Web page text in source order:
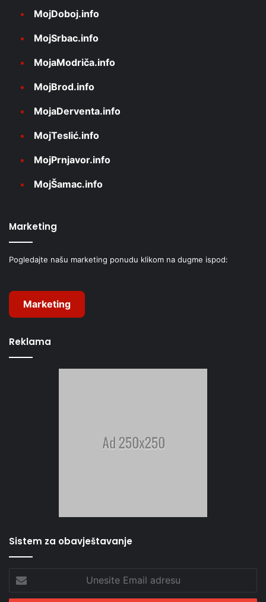
MojDoboj.info
MojSrbac.info
MojaModriča.info
MojBrod.info
MojaDerventa.info
MojTeslić.info
MojPrnjavor.info
MojŠamac.info
Marketing
Pogledajte našu marketing ponudu klikom na dugme ispod:
Marketing
Reklama
Sistem za obavještavanje
Unesite
Email
adresu